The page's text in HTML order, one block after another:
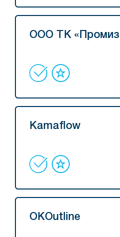
ООО ТК
Kamaflow
OKOutline